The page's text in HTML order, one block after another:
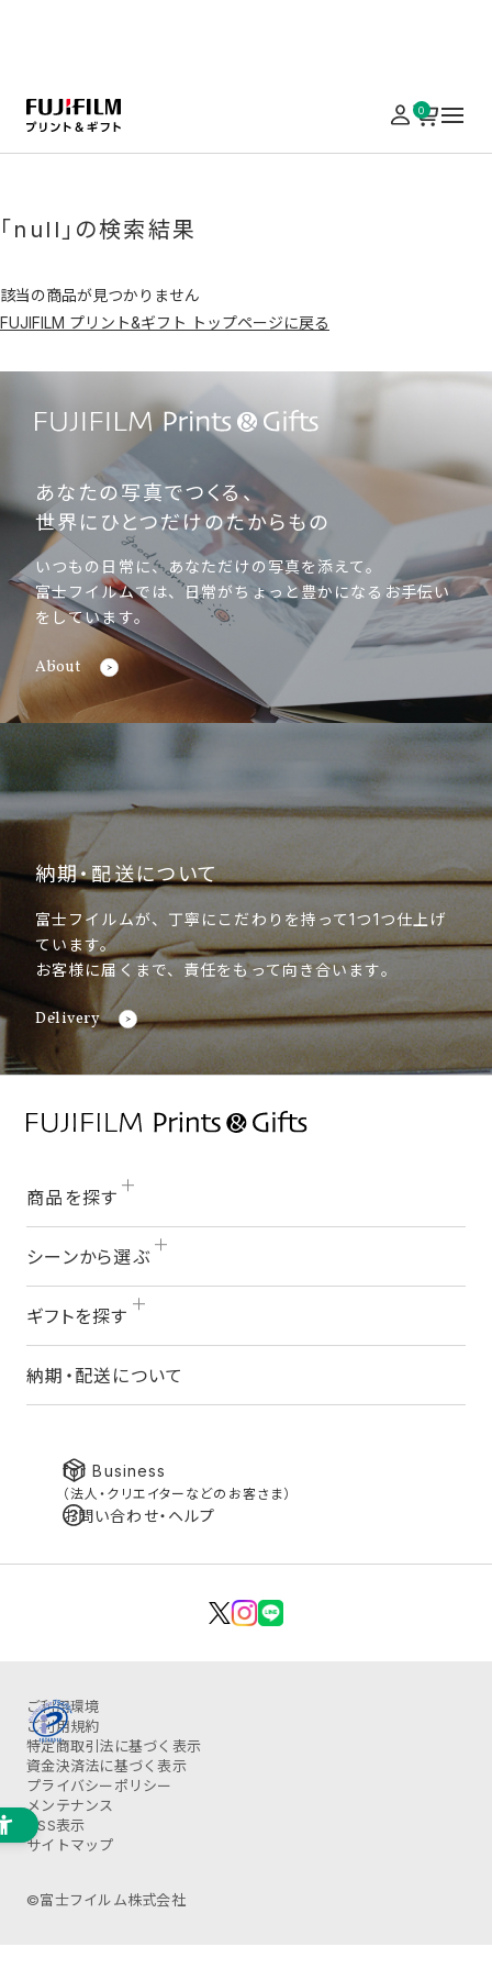
0
「null」の検索結果
該当の商品が見つかりません
FUJIFILM プリント&ギフト トップページに戻る
あなたの写真でつくる、
世界にひとつだけのたからもの
いつもの日常に、あなただけの写真を添えて。
富士フイルムでは、日常がちょっと豊かになるお手伝い
をしています。
About
納期・配送について
富士フイルムが、丁寧にこだわりを持って1つ1つ仕上げ
ています。
お客様に届くまで、責任をもって向き合います。
Delivery
商品を探す
シーンから選ぶ
ギフトを探す
納期・配送について
for Business
（法人・クリエイターなどのお客さま）
お問い合わせ・ヘルプ
ご利用環境
ご利用規約
特定商取引法に基づく表示
資金決済法に基づく表示
プライバシーポリシー
メンテナンス
OSS表示
サイトマップ
©富士フイルム株式会社